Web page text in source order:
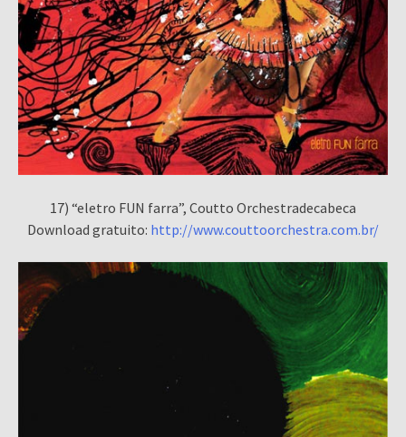
17) “eletro FUN farra”, Coutto Orchestradecabeca
Download gratuito: http://www.couttoorchestra.com.br/